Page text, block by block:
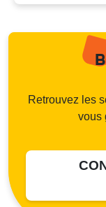
Retrouvez les
vous